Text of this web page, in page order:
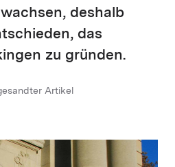
deshalb
das
zu gründen.
Artikel